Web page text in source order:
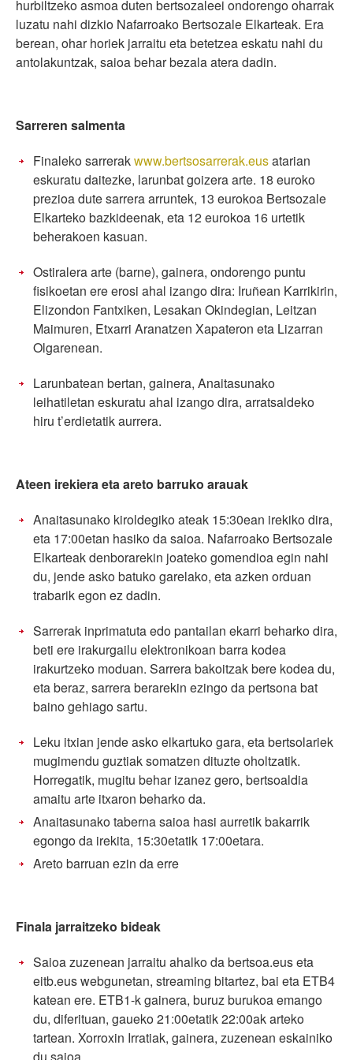
hurbiltzeko asmoa duten bertsozaleei ondorengo oharrak
luzatu nahi dizkio Nafarroako Bertsozale Elkarteak. Era
berean, ohar horiek jarraitu eta betetzea eskatu nahi du
antolakuntzak, saioa behar bezala atera dadin.
Sarreren salmenta
Finaleko sarrerakwww.bertsosarrerak.eusatarian
eskuratu daitezke, larunbat goizera arte. 18 euroko
prezioa dute sarrera arruntek, 13 eurokoa Bertsozale
Elkarteko bazkideenak, eta 12 eurokoa 16 urtetik
beherakoen kasuan.
Ostiralera arte (barne), gainera, ondorengo puntu
fisikoetan ere erosi ahal izango dira: Iruñean Karrikirin,
Elizondon Fantxiken, Lesakan Okindegian, Leitzan
Maimuren, Etxarri Aranatzen Xapateron eta Lizarran
Olgarenean.
Larunbatean bertan, gainera, Anaitasunako
leihatiletan eskuratu ahal izango dira, arratsaldeko
hiru t’erdietatik aurrera.
Ateen irekiera eta areto barruko arauak
Anaitasunako kiroldegiko ateak 15:30ean irekiko dira,
eta 17:00etan hasiko da saioa. Nafarroako Bertsozale
Elkarteak denborarekin joateko gomendioa egin nahi
du, jende asko batuko garelako, eta azken orduan
trabarik egon ez dadin.
Sarrerak inprimatuta edo pantailan ekarri beharko dira,
beti ere irakurgailu elektronikoan barra kodea
irakurtzeko moduan. Sarrera bakoitzak bere kodea du,
eta beraz, sarrera berarekin ezingo da pertsona bat
baino gehiago sartu.
Leku itxian jende asko elkartuko gara, eta bertsolariek
mugimendu guztiak somatzen dituzte oholtzatik.
Horregatik, mugitu behar izanez gero, bertsoaldia
amaitu arte itxaron beharko da.
Anaitasunako taberna saioa hasi aurretik bakarrik
egongo da irekita, 15:30etatik 17:00etara.
Areto barruan ezin da erre
Finala jarraitzeko bideak
Saioa zuzenean jarraitu ahalko da bertsoa.eus eta
eitb.eus webgunetan, streaming bitartez, bai eta ETB4
katean ere. ETB1-k gainera, buruz burukoa emango
du, diferituan, gaueko 21:00etatik 22:00ak arteko
tartean. Xorroxin Irratiak, gainera, zuzenean eskainiko